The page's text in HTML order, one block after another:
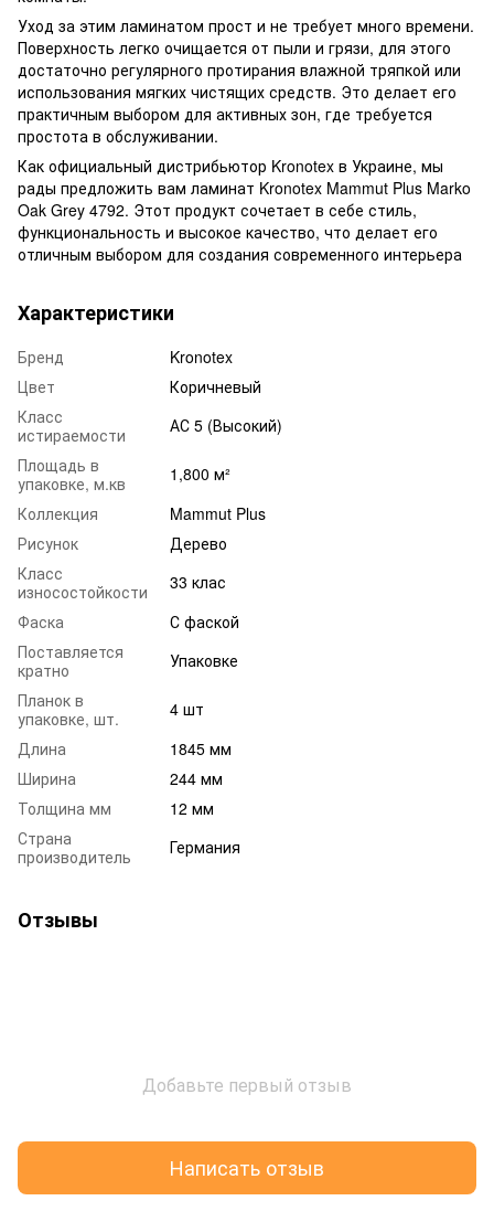
Уход за этим ламинатом прост и не требует много времени.
Поверхность легко очищается от пыли и грязи, для этого
достаточно регулярного протирания влажной тряпкой или
использования мягких чистящих средств. Это делает его
практичным выбором для активных зон, где требуется
простота в обслуживании.
Как официальный дистрибьютор Kronotex в Украине, мы
рады предложить вам ламинат Kronotex Mammut Plus Marko
Oak Grey 4792. Этот продукт сочетает в себе стиль,
функциональность и высокое качество, что делает его
отличным выбором для создания современного интерьера
Характеристики
Бренд
Kronotex
Цвет
Коричневый
Класс
истираемости
АС 5 (Высокий)
Площадь в
упаковке, м.кв
1,800 м²
Коллекция
Mammut Plus
Рисунок
Дерево
Класс
износостойкости
33 клас
Фаска
С фаской
Поставляется
кратно
Упаковке
Планок в
упаковке, шт.
4 шт
Длина
1845 мм
Ширина
244 мм
Толщина мм
12 мм
Страна
производитель
Германия
Отзывы
Добавьте первый отзыв
Написать отзыв